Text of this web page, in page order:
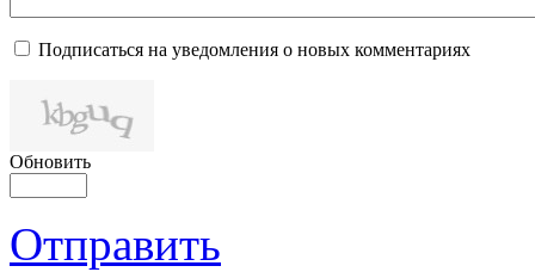
Подписаться на уведомления о новых комментариях
Обновить
Отправить